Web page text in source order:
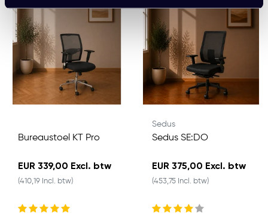
Bureaustoel KT Pro
EUR 339,00 Excl. btw
(410,19 Incl. btw)
Sedus
Sedus SE:DO
EUR 375,00 Excl. btw
(453,75 Incl. btw)